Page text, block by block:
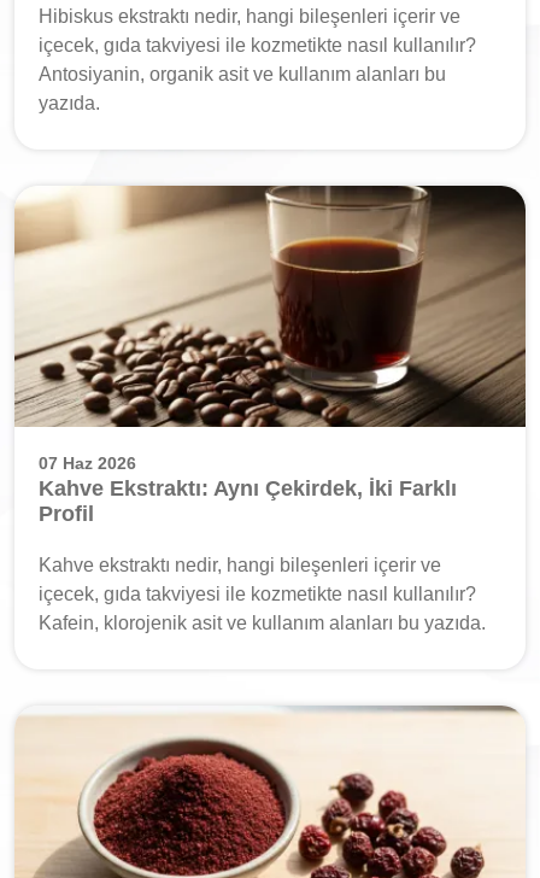
Hibiskus ekstraktı nedir, hangi bileşenleri içerir ve
içecek, gıda takviyesi ile kozmetikte nasıl kullanılır?
Antosiyanin, organik asit ve kullanım alanları bu
yazıda.
07 Haz 2026
Kahve Ekstraktı: Aynı Çekirdek, İki Farklı
Profil
Kahve ekstraktı nedir, hangi bileşenleri içerir ve
içecek, gıda takviyesi ile kozmetikte nasıl kullanılır?
Kafein, klorojenik asit ve kullanım alanları bu yazıda.